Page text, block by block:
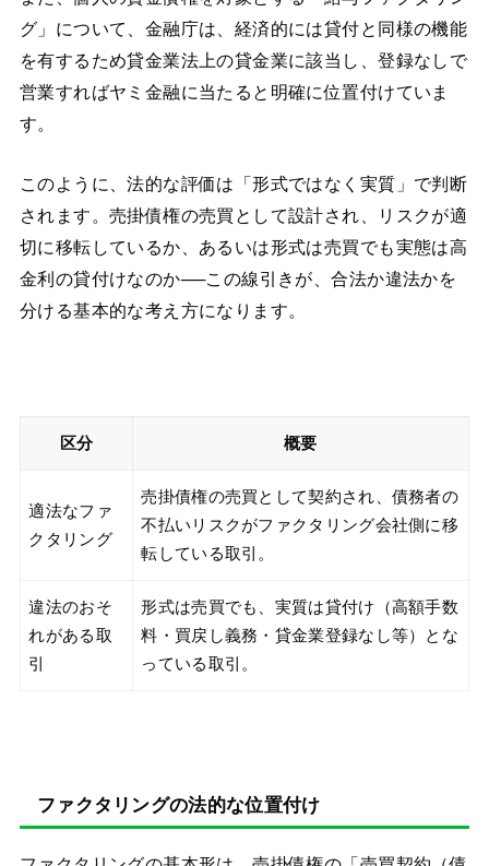
グ」について、金融庁は、経済的には貸付と同様の機能
を有するため貸金業法上の貸金業に該当し、登録なしで
営業すればヤミ金融に当たると明確に位置付けていま
す。
このように、法的な評価は「形式ではなく実質」で判断
されます。売掛債権の売買として設計され、リスクが適
切に移転しているか、あるいは形式は売買でも実態は高
金利の貸付けなのか──この線引きが、合法か違法かを
分ける基本的な考え方になります。
区分 概要
適法なファ
クタリング
売掛債権の売買として契約され、債務者の
不払いリスクがファクタリング会社側に移
転している取引。
違法のおそ
れがある取
引
形式は売買でも、実質は貸付け（高額手数
料・買戻し義務・貸金業登録なし等）とな
っている取引。
ファクタリングの法的な位置付け